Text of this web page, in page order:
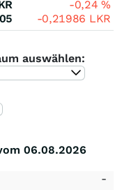
-0,24%
-0,21986 LKR
auswählen:
06.08.2026
-